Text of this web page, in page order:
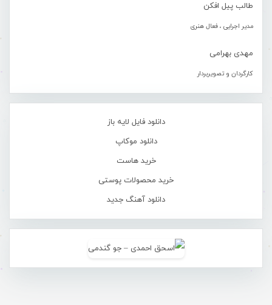
طالب پیل افکن
مدیر اجرایی ، فعال هنری
مهدی بهرامی
کارگردان و تصویربردار
دانلود فایل لایه باز
دانلود موکاپ
خرید هاست
خرید محصولات پوستی
دانلود آهنگ جدید